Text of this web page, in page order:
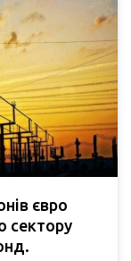
євро
сектору